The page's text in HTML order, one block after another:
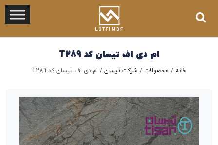
ام دی اف تیسان کد T289
خانه / محصولات / شرکت تیسان / ام دی اف تیسان کد T289